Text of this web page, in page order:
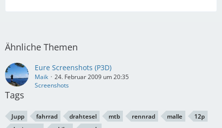
Ähnliche Themen
Eure Screenshots (P3D)
Maik
24. Februar 2009 um 20:35
Screenshots
Tags
Jupp fahrrad drahtesel mtb rennrad malle
12p